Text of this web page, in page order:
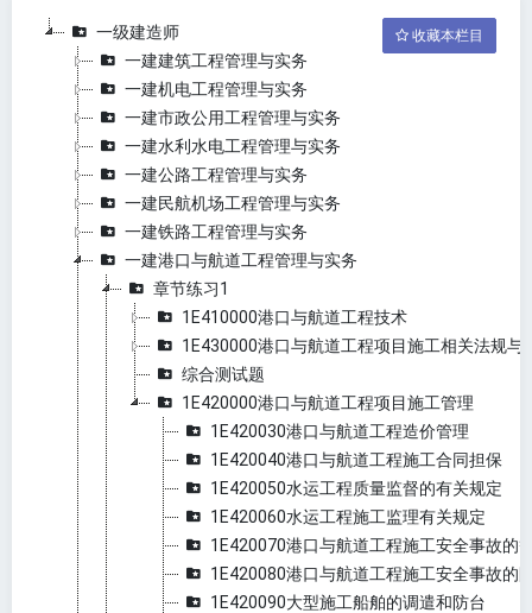
收藏本栏目
一级建造师
一建建筑工程管理与实务
一建机电工程管理与实务
一建市政公用工程管理与实务
一建水利水电工程管理与实务
一建公路工程管理与实务
一建民航机场工程管理与实务
一建铁路工程管理与实务
一建港口与航道工程管理与实务
章节练习1
1E410000港口与航道工程技术
1E430000港口与航道工程项目施工相关法规与
综合测试题
1E420000港口与航道工程项目施工管理
1E420030港口与航道工程造价管理
1E420040港口与航道工程施工合同担保
1E420050水运工程质量监督的有关规定
1E420060水运工程施工监理有关规定
1E420070港口与航道工程施工安全事故的
1E420080港口与航道工程施工安全事故的
1E420090大型施工船舶的调遣和防台